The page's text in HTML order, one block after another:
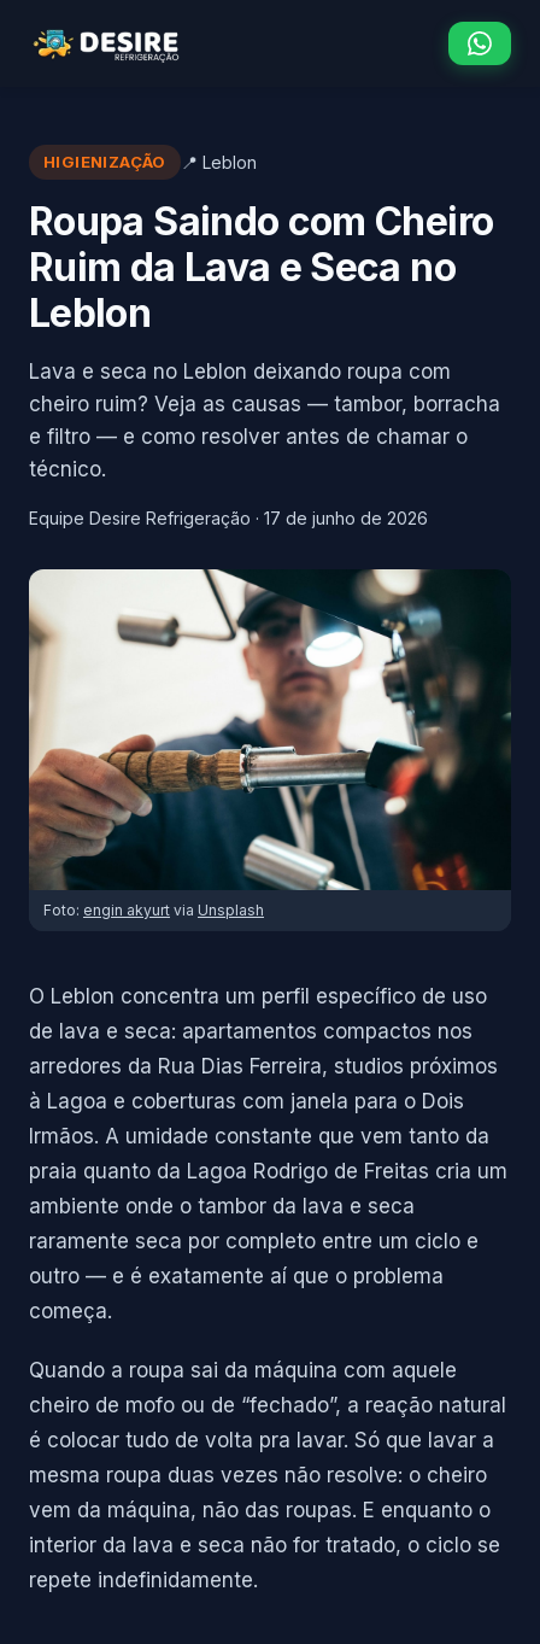
HIGIENIZAÇÃO 📍 Leblon
Roupa Saindo com Cheiro
Ruim da Lava e Seca no
Leblon
Lava e seca no Leblon deixando roupa com
cheiro ruim? Veja as causas — tambor, borracha
e filtro — e como resolver antes de chamar o
técnico.
Equipe Desire Refrigeração · 17 de junho de 2026
Foto: engin akyurt via Unsplash
O Leblon concentra um perfil específico de uso
de lava e seca: apartamentos compactos nos
arredores da Rua Dias Ferreira, studios próximos
à Lagoa e coberturas com janela para o Dois
Irmãos. A umidade constante que vem tanto da
praia quanto da Lagoa Rodrigo de Freitas cria um
ambiente onde o tambor da lava e seca
raramente seca por completo entre um ciclo e
outro — e é exatamente aí que o problema
começa.
Quando a roupa sai da máquina com aquele
cheiro de mofo ou de “fechado”, a reação natural
é colocar tudo de volta pra lavar. Só que lavar a
mesma roupa duas vezes não resolve: o cheiro
vem da máquina, não das roupas. E enquanto o
interior da lava e seca não for tratado, o ciclo se
repete indefinidamente.